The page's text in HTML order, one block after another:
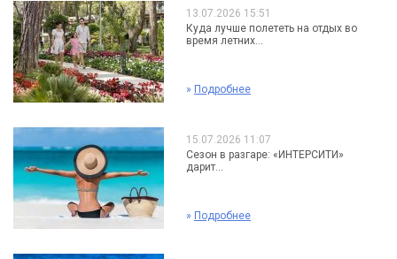
13.07.2026 15:51
Куда лучше полететь на отдых во
время летних...
» Подробнее
15.07.2026 11:07
Сезон в разгаре: «ИНТЕРСИТИ»
дарит...
» Подробнее